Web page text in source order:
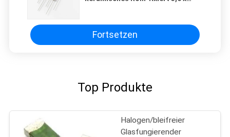
Fortsetzen
Top Produkte
Halogen/bleifreier
Glasfungierender